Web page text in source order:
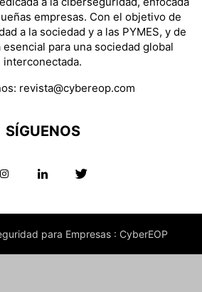
empresas. Con el objetivo de
a la sociedad y a las PYMES, y de
esencial para una sociedad global
interconectada.
revista@cybereop.com
SÍGUENOS
para Empresas : CyberEOP